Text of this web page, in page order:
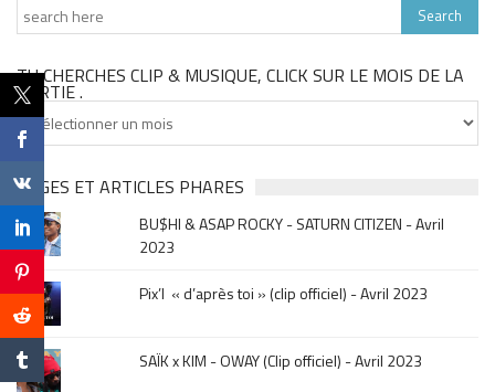
TU CHERCHES CLIP & MUSIQUE, CLICK SUR LE MOIS DE LA
SORTIE .
Tu
cherches
&
musique,
click
sur
le
mois
de
la
sortie
PAGES ET ARTICLES PHARES
BU$HI & ASAP ROCKY - SATURN CITIZEN - Avril
2023
Pix’l « d’après toi » (clip officiel) - Avril 2023
SAÏK x KIM - OWAY (Clip officiel) - Avril 2023